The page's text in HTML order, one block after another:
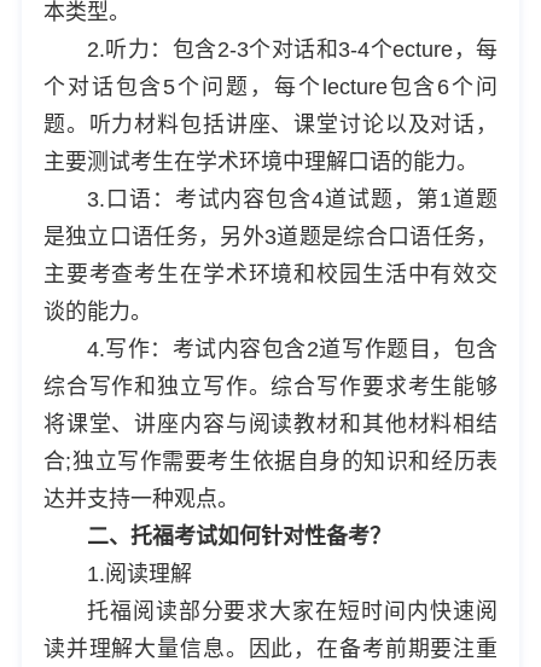
本类型。
2.听力：包含2-3个对话和3-4个ecture，每
个对话包含5个问题，每个lecture包含6个问
题。听力材料包括讲座、课堂讨论以及对话，
主要测试考生在学术环境中理解口语的能力。
3.口语：考试内容包含4道试题，第1道题
是独立口语任务，另外3道题是综合口语任务，
主要考查考生在学术环境和校园生活中有效交
谈的能力。
4.写作：考试内容包含2道写作题目，包含
综合写作和独立写作。综合写作要求考生能够
将课堂、讲座内容与阅读教材和其他材料相结
合;独立写作需要考生依据自身的知识和经历表
达并支持一种观点。
二、托福考试如何针对性备考？
1.阅读理解
托福阅读部分要求大家在短时间内快速阅
读并理解大量信息。因此，在备考前期要注重